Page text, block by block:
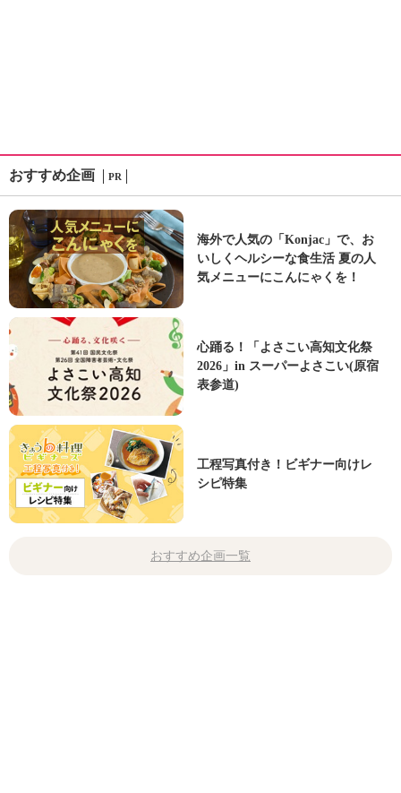
おすすめ企画 PR
海外で人気の「Konjac」で、お
いしくヘルシーな食生活 夏の人
気メニューにこんにゃくを！
心踊る！「よさこい高知文化祭
2026」in スーパーよさこい(原宿
表参道)
工程写真付き！ビギナー向けレ
シピ特集
おすすめ企画一覧